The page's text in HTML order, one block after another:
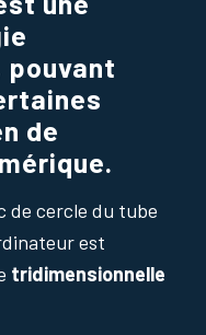
pouvant
de
de cercle du tube
est
tridimensionnelle